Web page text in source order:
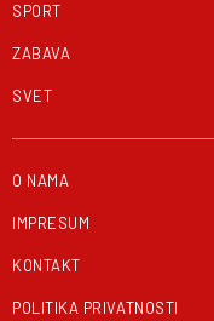
SPORT
ZABAVA
SVET
O NAMA
IMPRESUM
KONTAKT
POLITIKA PRIVATNOSTI